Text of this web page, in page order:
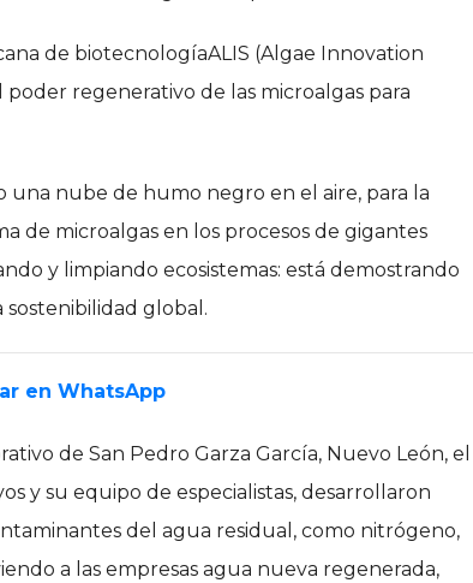
de biotecnologíaALIS (Algae Innovation
regenerativo de las microalgas para
una nube de humo negro en el aire, para la
de microalgas en los procesos de gigantes
y limpiando ecosistemas: está demostrando
global.
en WhatsApp
de San Pedro Garza García, Nuevo León, el
y su equipo de especialistas, desarrollaron
del agua residual, como nitrógeno,
a las empresas agua nueva regenerada,